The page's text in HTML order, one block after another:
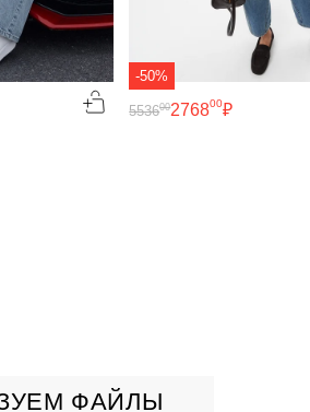
-50%
276800₽
553600
ФАЙЛЫ